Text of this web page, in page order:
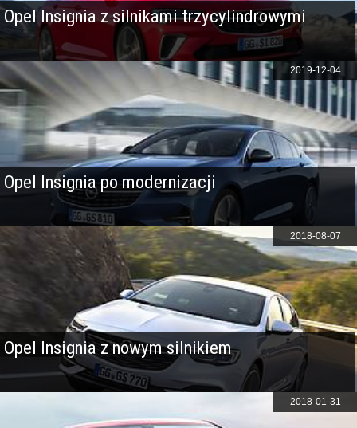
Opel Insignia z silnikami trzycylindrowymi
Opel Insignia po modernizacji
2019-12-04
Opel Insignia z nowym silnikiem
2018-08-07
2018-01-31